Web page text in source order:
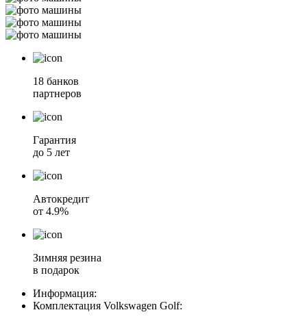
18 банков
партнеров
Гарантия
до 5 лет
Автокредит
от 4.9%
Зимняя резина
в подарок
Информация:
Комплектация Volkswagen Golf: